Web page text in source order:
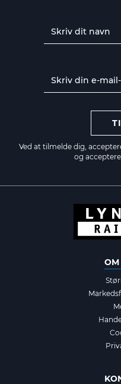
Ved at tilmelde dig,
og
OM